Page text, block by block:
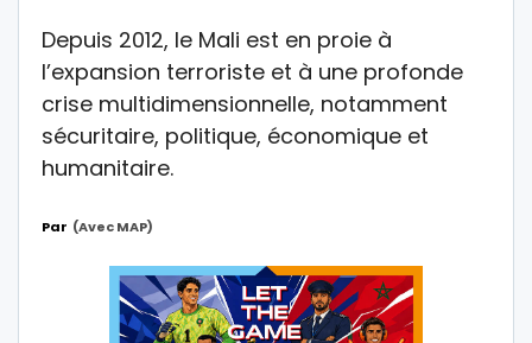
Depuis 2012, le Mali est en proie à
l’expansion terroriste et à une profonde
crise multidimensionnelle, notamment
sécuritaire, politique, économique et
humanitaire.
Par (avec MAP)